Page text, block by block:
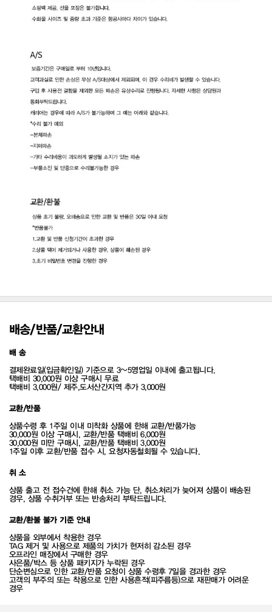
배송/반품/교환안내
배 송
결제완료일(입금확인일) 기준으로 3~5영업일 이내에 출고됩니다.
택배비 30,000원 이상 구매시 무료
택배비 3,000원/ 제주,도서산간지역 추가 3,000원
교환/반품
상품수령 후 1주일 이내 미착화 상품에 한해 교환/반품가능
30,000원 이상 구매시, 교환/반품 택배비 6,000원
30,000원 미만 구매시, 교환/반품 택배비 3,000원
1주일 이후 교환/반품 접수 시, 요청자동철회될 수 있습니다.
취 소
상품 출고 전 접수건에 한해 취소 가능 단, 취소처리가 늦어져 상품이 배송된
경우, 상품 수취거부 또는 반송처리 부탁드립니다.
교환/환불 불가 기준 안내
상품을 외부에서 착용한 경우
TAG 제거 및 사용으로 제품의 가치가 현저히 감소된 경우
오프라인 매장에서 구매한 경우
사은품/박스 등 상품 패키지가 누락된 경우
단순변심으로 인한 교환/반품 요청이 상품 수령후 7일을 경과한 경우
고객의 부주의 또는 착용으로 인한 사용흔적(피주름등)으로 재판매가 어려운
경우